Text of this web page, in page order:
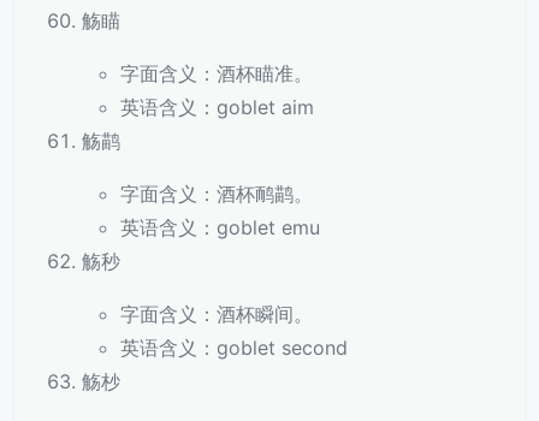
觞瞄
字面含义：酒杯瞄准。
英语含义：goblet aim
觞鹋
字面含义：酒杯鸸鹋。
英语含义：goblet emu
觞秒
字面含义：酒杯瞬间。
英语含义：goblet second
觞杪